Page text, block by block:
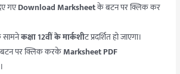
गएDownload Marksheetके बटन पर क्लिक कर
कक्षा 12वीं के मार्कशीट प्रदर्शित हो जाएगा।
पर क्लिक करकेMarksheet PDF